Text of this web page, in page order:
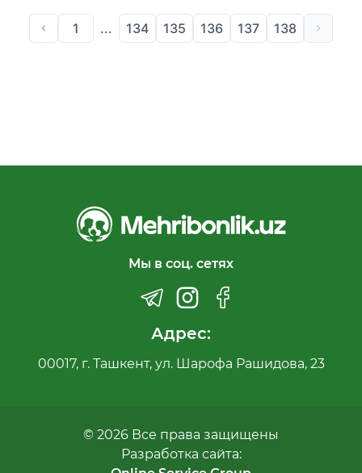
1 ... 134 135 136 137 138
Мы в соц. сетях
Адрес:
00017, г. Ташкент, ул. Шарофа Рашидова, 23
© 2026 Все права защищены
Разработка сайта: